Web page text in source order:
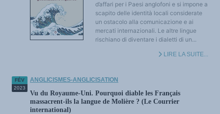
d’affari per i Paesi anglofoni e si impone a
scapito delle identità locali considerate
un ostacolo alla comunicazione e ai
mercati internazionali. Le altre lingue
rischiano di diventare i dialetti di un...
LIRE LA SUITE...
FÉV
2023
ANGLICISMES-ANGLICISATION
Vu du Royaume-Uni. Pourquoi diable les Français
massacrent-ils la langue de Molière ? (Le Courrier
international)